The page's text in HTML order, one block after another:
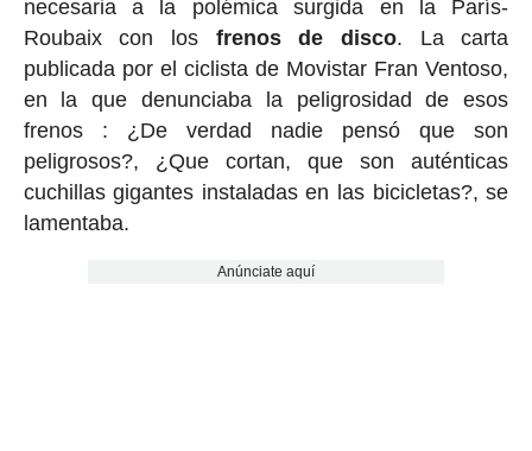
necesaria a la polémica surgida en la París-
Roubaix con los frenos de disco. La carta
publicada por el ciclista de Movistar Fran Ventoso,
en la que denunciaba la peligrosidad de esos
frenos : ¿De verdad nadie pensó que son
peligrosos?, ¿Que cortan, que son auténticas
cuchillas gigantes instaladas en las bicicletas?, se
lamentaba.
Anúnciate aquí